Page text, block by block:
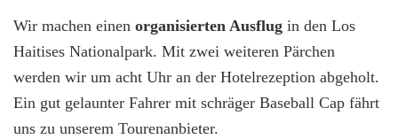
Klischees
–
unser
in
den
Wir machen einen organisierten Ausflug in den Los
Haitises Nationalpark. Mit zwei weiteren Pärchen
werden wir um acht Uhr an der Hotelrezeption abgeholt.
Ein gut gelaunter Fahrer mit schräger Baseball Cap fährt
uns zu unserem Tourenanbieter.